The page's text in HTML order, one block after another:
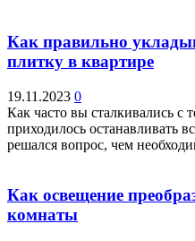
Как правильно
плитку в квартире
19.11.2023 0
Как часто вы сталкивались с
приходилось останавливать
решался вопрос, чем
Как освещение
комнаты